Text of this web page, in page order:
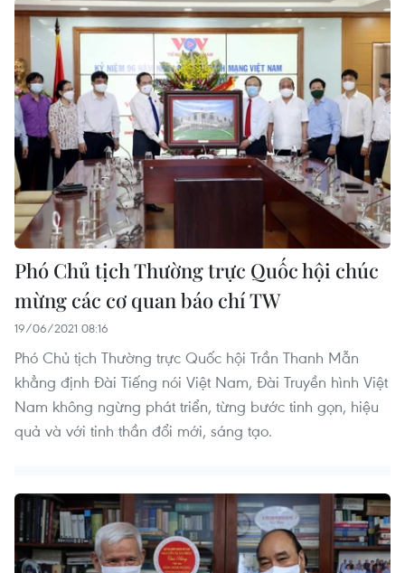
Phó Chủ tịch Thường trực Quốc hội chúc
mừng các cơ quan báo chí TW
19/06/2021 08:16
Phó Chủ tịch Thường trực Quốc hội Trần Thanh Mẫn
khẳng định Đài Tiếng nói Việt Nam, Đài Truyền hình Việt
Nam không ngừng phát triển, từng bước tinh gọn, hiệu
quả và với tinh thần đổi mới, sáng tạo.